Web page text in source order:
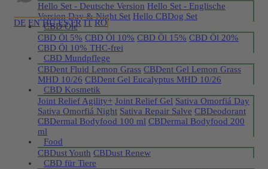
DE EN HU ES FR IT RO
Hello Set - Deutsche Version Hello Set - Englische
Version Day & Night Set Hello CBDog Set
CBD Öle
CBD Öl 5% CBD Öl 10% CBD Öl 15% CBD Öl 20%
CBD Öl 10% THC-frei
CBD Mundpflege
CBDent Fluid Lemon Grass CBDent Gel Lemon Grass
MHD 10/26 CBDent Gel Eucalyptus MHD 10/26
CBD Kosmetik
Joint Relief Agility+ Joint Relief Gel Sativa Omorfiá Day
Sativa Omorfiá Night Sativa Repair Salve CBDeodorant
CBDermal Bodyfood 100 ml CBDermal Bodyfood 200
ml
Food
CBDust Youth CBDust Renew
CBD für Tiere